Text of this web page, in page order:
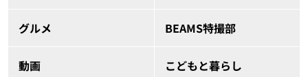
グルメ BEAMS特撮部
動画 こどもと暮らし